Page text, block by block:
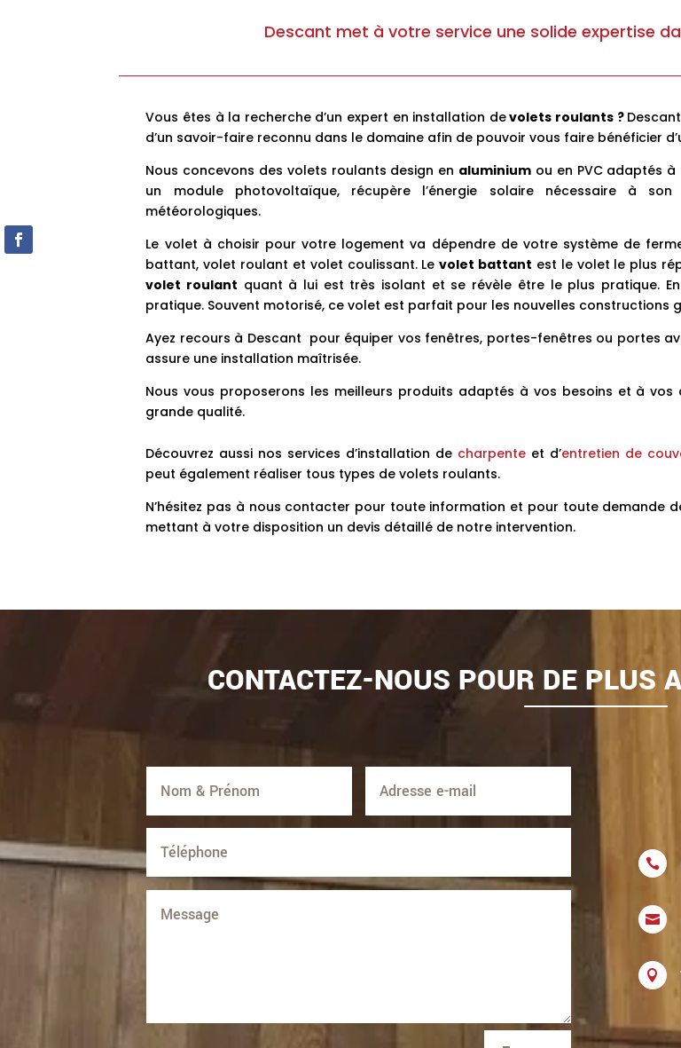
Descant met à votre service une solide expertise
Vous êtes à la recherche d’un expert en installation devolets roulants ?
d’un savoir-faire reconnu dans le domaine afin de pouvoir vous faire bénéficier
Nous concevons des volets roulants design en aluminium ou en PVC adaptés
un module photovoltaïque, récupère l’énergie solaire nécessaire à
météorologiques.
Le volet à choisir pour votre logement va dépendre de votre système de
battant, volet roulant et volet coulissant. Levolet battant est le volet le plus
volet roulant quant à lui est très isolant et se révèle être le plus pratique.
pratique. Souvent motorisé, ce volet est parfait pour les nouvelles constructions
Ayez recours à Descant pour équiper vos fenêtres, portes-fenêtres ou portes
assure une installation maîtrisée.
Nous vous proposerons les meilleurs produits adaptés à vos besoins et à
grande qualité.
Découvrez aussi nos services d’installation de charpente et d’entretien de
peut également réaliser tous types de volets roulants.
N’hésitez pas à nous contacter pour toute information et pour toute demande
mettant à votre disposition un devis détaillé de notre intervention.
CONTACTEZ-NOUS POUR DE PLUS


